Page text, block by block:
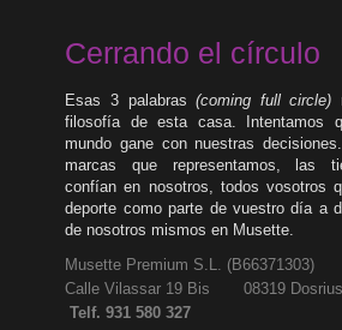
Cerrando el círculo
Esas 3 palabras(coming full circle)
filosofía de esta casa. Intentamos
mundo gane con nuestras
marcas que representamos, las
confían en nosotros, todos vosotros
deporte como parte de vuestro día a
de nosotros mismos en Musette.
Musette Premium S.L. (B66371303)
Calle Vilassar 19 Bis 08319
Telf. 931 580 327